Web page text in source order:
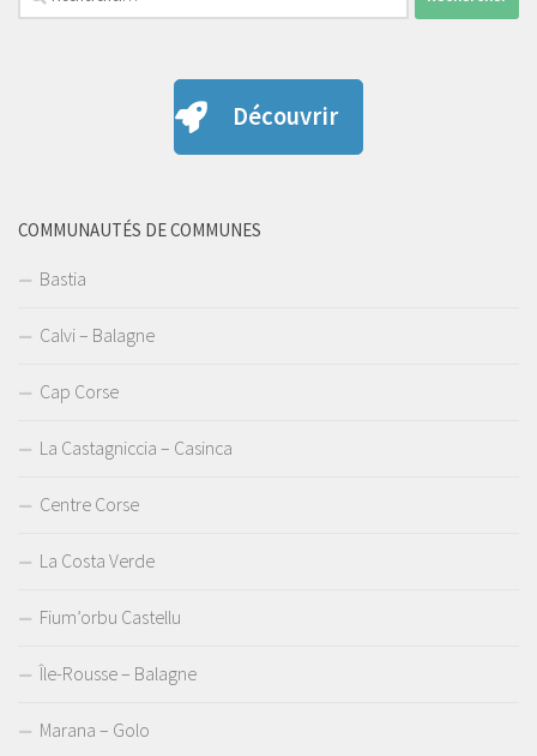
Découvrir
COMMUNAUTÉS DE COMMUNES
Bastia
Calvi – Balagne
Cap Corse
La Castagniccia – Casinca
Centre Corse
La Costa Verde
Fium’orbu Castellu
Île-Rousse – Balagne
Marana – Golo